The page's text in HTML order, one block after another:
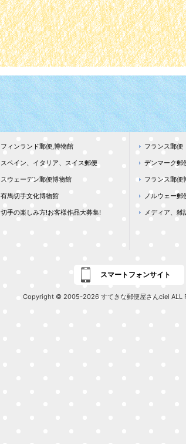
フィンランド郵便,博物館
スペイン、イタリア、スイス郵便
スウェーデン郵便博物館
有馬切手文化博物館
切手の楽しみ方!お客様作品大募集!
フランス郵便
デンマーク郵
フランス郵便
ノルウェー郵
メディア、雑
スマートフォンサイト
Copyright © 2005-2026 すてきな郵便屋さんciel ALL